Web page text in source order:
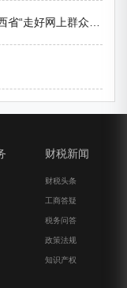
上群众路线”优秀账号
财税新闻
财税头条
工商答疑
税务问答
政策法规
知识产权